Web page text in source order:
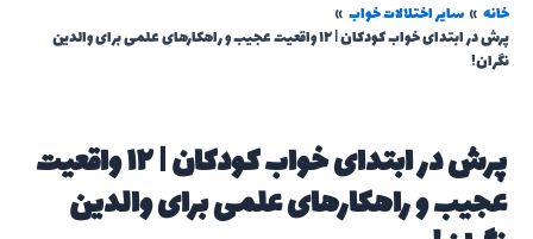
خانه
سایر اختلالات خواب
پرش در ابتدای خواب کودکان | ۱۲ واقعیت عجیب و راهکارهای علمی برای والدین
نگران!
پرش در ابتدای خواب کودکان | ۱۲ واقعیت
عجیب و راهکارهای علمی برای والدین